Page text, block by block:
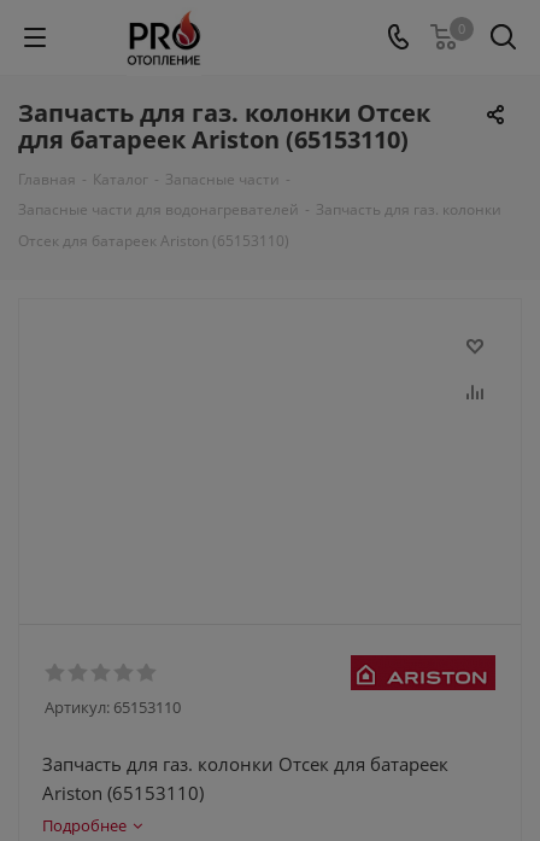
0
Запчасть для газ. колонки Отсек
для батареек Ariston (65153110)
Главная - Каталог - Запасные части -
Запасные части для водонагревателей - Запчасть для газ. колонки
Отсек для батареек Ariston (65153110)
Артикул: 65153110
Запчасть для газ. колонки Отсек для батареек
Ariston (65153110)
Подробнее